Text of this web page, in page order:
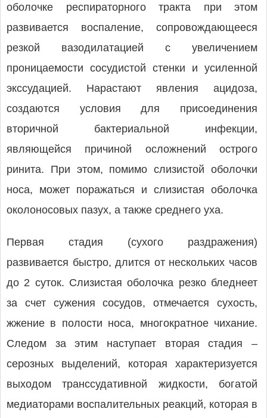
оболочке респираторного тракта при этом
развивается воспаление, сопровождающееся
резкой вазодилатацией с увеличением
проницаемости сосудистой стенки и усиленной
экссудацией. Нарастают явления ацидоза,
создаются условия для присоединения
вторичной бактериальной инфекции,
являющейся причиной осложнений острого
ринита. При этом, помимо слизистой оболочки
носа, может поражаться и слизистая оболочка
околоносовых пазух, а также среднего уха.
Первая стадия (сухого раздражения)
развивается быстро, длится от нескольких часов
до 2 суток. Слизистая оболочка резко бледнеет
за счет сужения сосудов, отмечается сухость,
жжение в полости носа, многократное чихание.
Следом за этим наступает вторая стадия –
серозных выделений, которая характеризуется
выходом транссудативной жидкости, богатой
медиаторами воспалительных реакций, которая в